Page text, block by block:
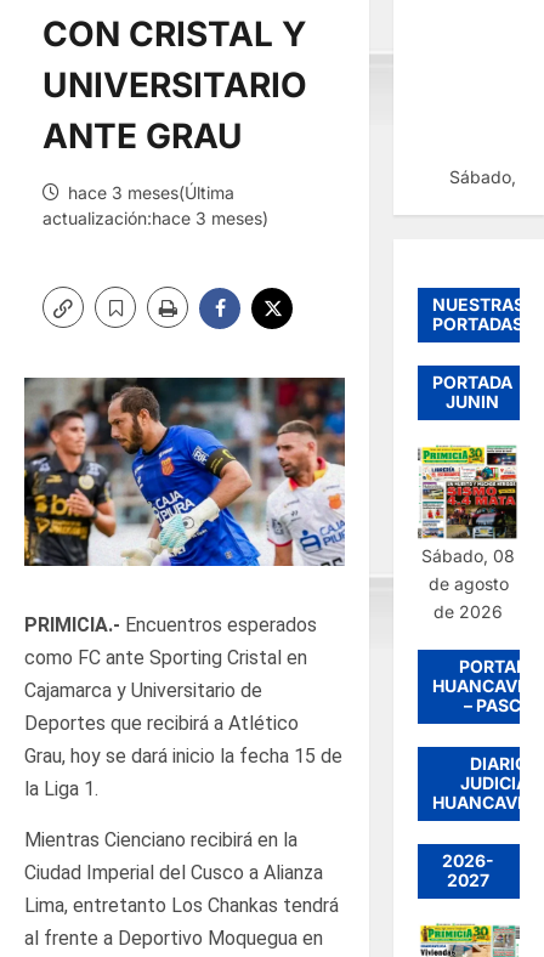
CON CRISTAL Y
UNIVERSITARIO
ANTE GRAU
hace 3 meses(Última
actualización:hace 3 meses)
PRIMICIA.- Encuentros esperados
como FC ante Sporting Cristal en
Cajamarca y Universitario de
Deportes que recibirá a Atlético
Grau, hoy se dará inicio la fecha 15 de
la Liga 1.
Mientras Cienciano recibirá en la
Ciudad Imperial del Cusco a Alianza
Lima, entretanto Los Chankas tendrá
al frente a Deportivo Moquegua en
Sábado,
NUESTRAS
PORTADAS
PORTADA
JUNIN
Sábado, 08
de agosto
de 2026
PORTADA
– PASCO
DIARIO
JUDICIAL
2026-
2027